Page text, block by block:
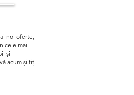
noi oferte,
cele mai
și
acum și fiți